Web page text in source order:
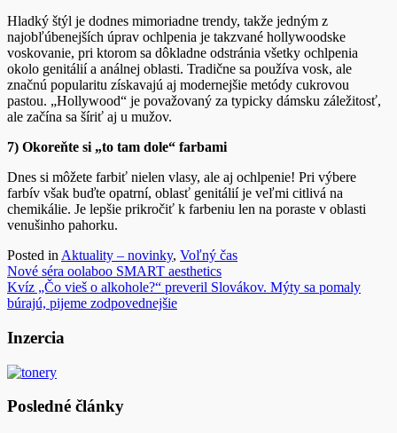
Hladký štýl je dodnes mimoriadne trendy, takže jedným z
najobľúbenejších úprav ochlpenia je takzvané hollywoodske
voskovanie, pri ktorom sa dôkladne odstránia všetky ochlpenia
okolo genitálií a análnej oblasti. Tradične sa používa vosk, ale
značnú popularitu získavajú aj modernejšie metódy cukrovou
pastou. „Hollywood“ je považovaný za typicky dámsku záležitosť,
ale začína sa šíriť aj u mužov.
7) Okoreňte si „to tam dole“ farbami
Dnes si môžete farbiť nielen vlasy, ale aj ochlpenie! Pri výbere
farbív však buďte opatrní, oblasť genitálií je veľmi citlivá na
chemikálie. Je lepšie prikročiť k farbeniu len na poraste v oblasti
venušinho pahorku.
Posted in Aktuality – novinky, Voľný čas
Navigácia
v
Nové séra oolaboo SMART aesthetics
Kvíz „Čo vieš o alkohole?“ preveril Slovákov. Mýty sa pomaly
búrajú, pijeme zodpovednejšie
Inzercia
Posledné články